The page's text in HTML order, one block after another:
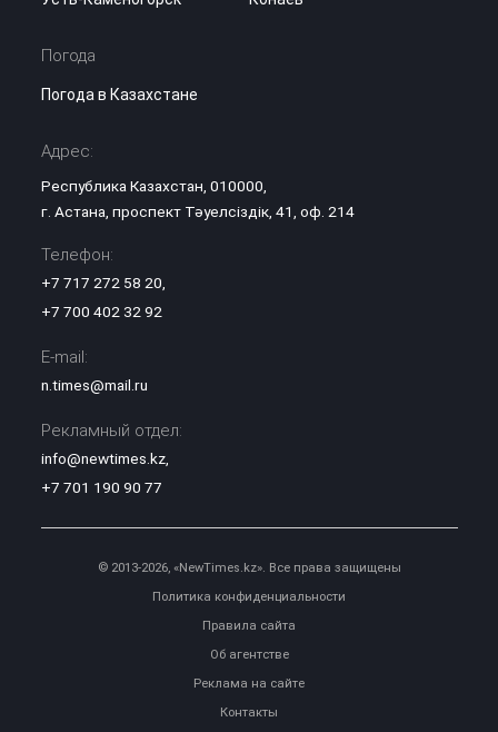
Погода
Погода в Казахстане
Адрес:
Республика Казахстан, 010000,
г. Астана, проспект Тәуелсіздік, 41, оф. 214
Телефон:
+7 717 272 58 20
+7 700 402 32 92
E-mail:
n.times@mail.ru
Рекламный отдел:
info@newtimes.kz,
+7 701 190 90 77
© 2013-2026, «NewTimes.kz». Все права защищены
Политика конфиденциальности
Правила сайта
Об агентстве
Реклама на сайте
Контакты